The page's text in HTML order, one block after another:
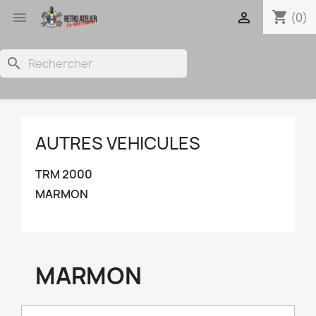
 shopping_cart (0)

search
AUTRES VEHICULES
TRM 2000
MARMON
MARMON